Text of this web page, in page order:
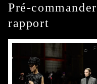
Pré-
rapport